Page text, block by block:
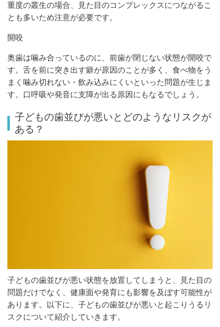
重度の叢生の場合、見た目のコンプレックスにつながるこ
とも多いため注意が必要です。
開咬
奥歯は噛み合っているのに、前歯が閉じない状態が開咬で
す。舌を前に突き出す癖が原因のことが多く、食べ物をう
まく噛み切れない・飲み込みにくいといった問題が生じま
す。口呼吸や発音に支障が出る原因にもなるでしょう。
子どもの歯並びが悪いとどのようなリスクが
ある？
子どもの歯並びが悪い状態を放置してしまうと、見た目の
問題だけでなく、健康面や発育にも影響を及ぼす可能性が
あります。以下に、子どもの歯並びが悪いと起こりうるリ
スクについて紹介していきます。